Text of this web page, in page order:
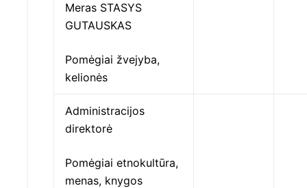
Meras STASYS
GUTAUSKAS
Pomėgiai žvejyba,
kelionės
Administracijos
direktorė
Pomėgiai etnokultūra,
menas, knygos